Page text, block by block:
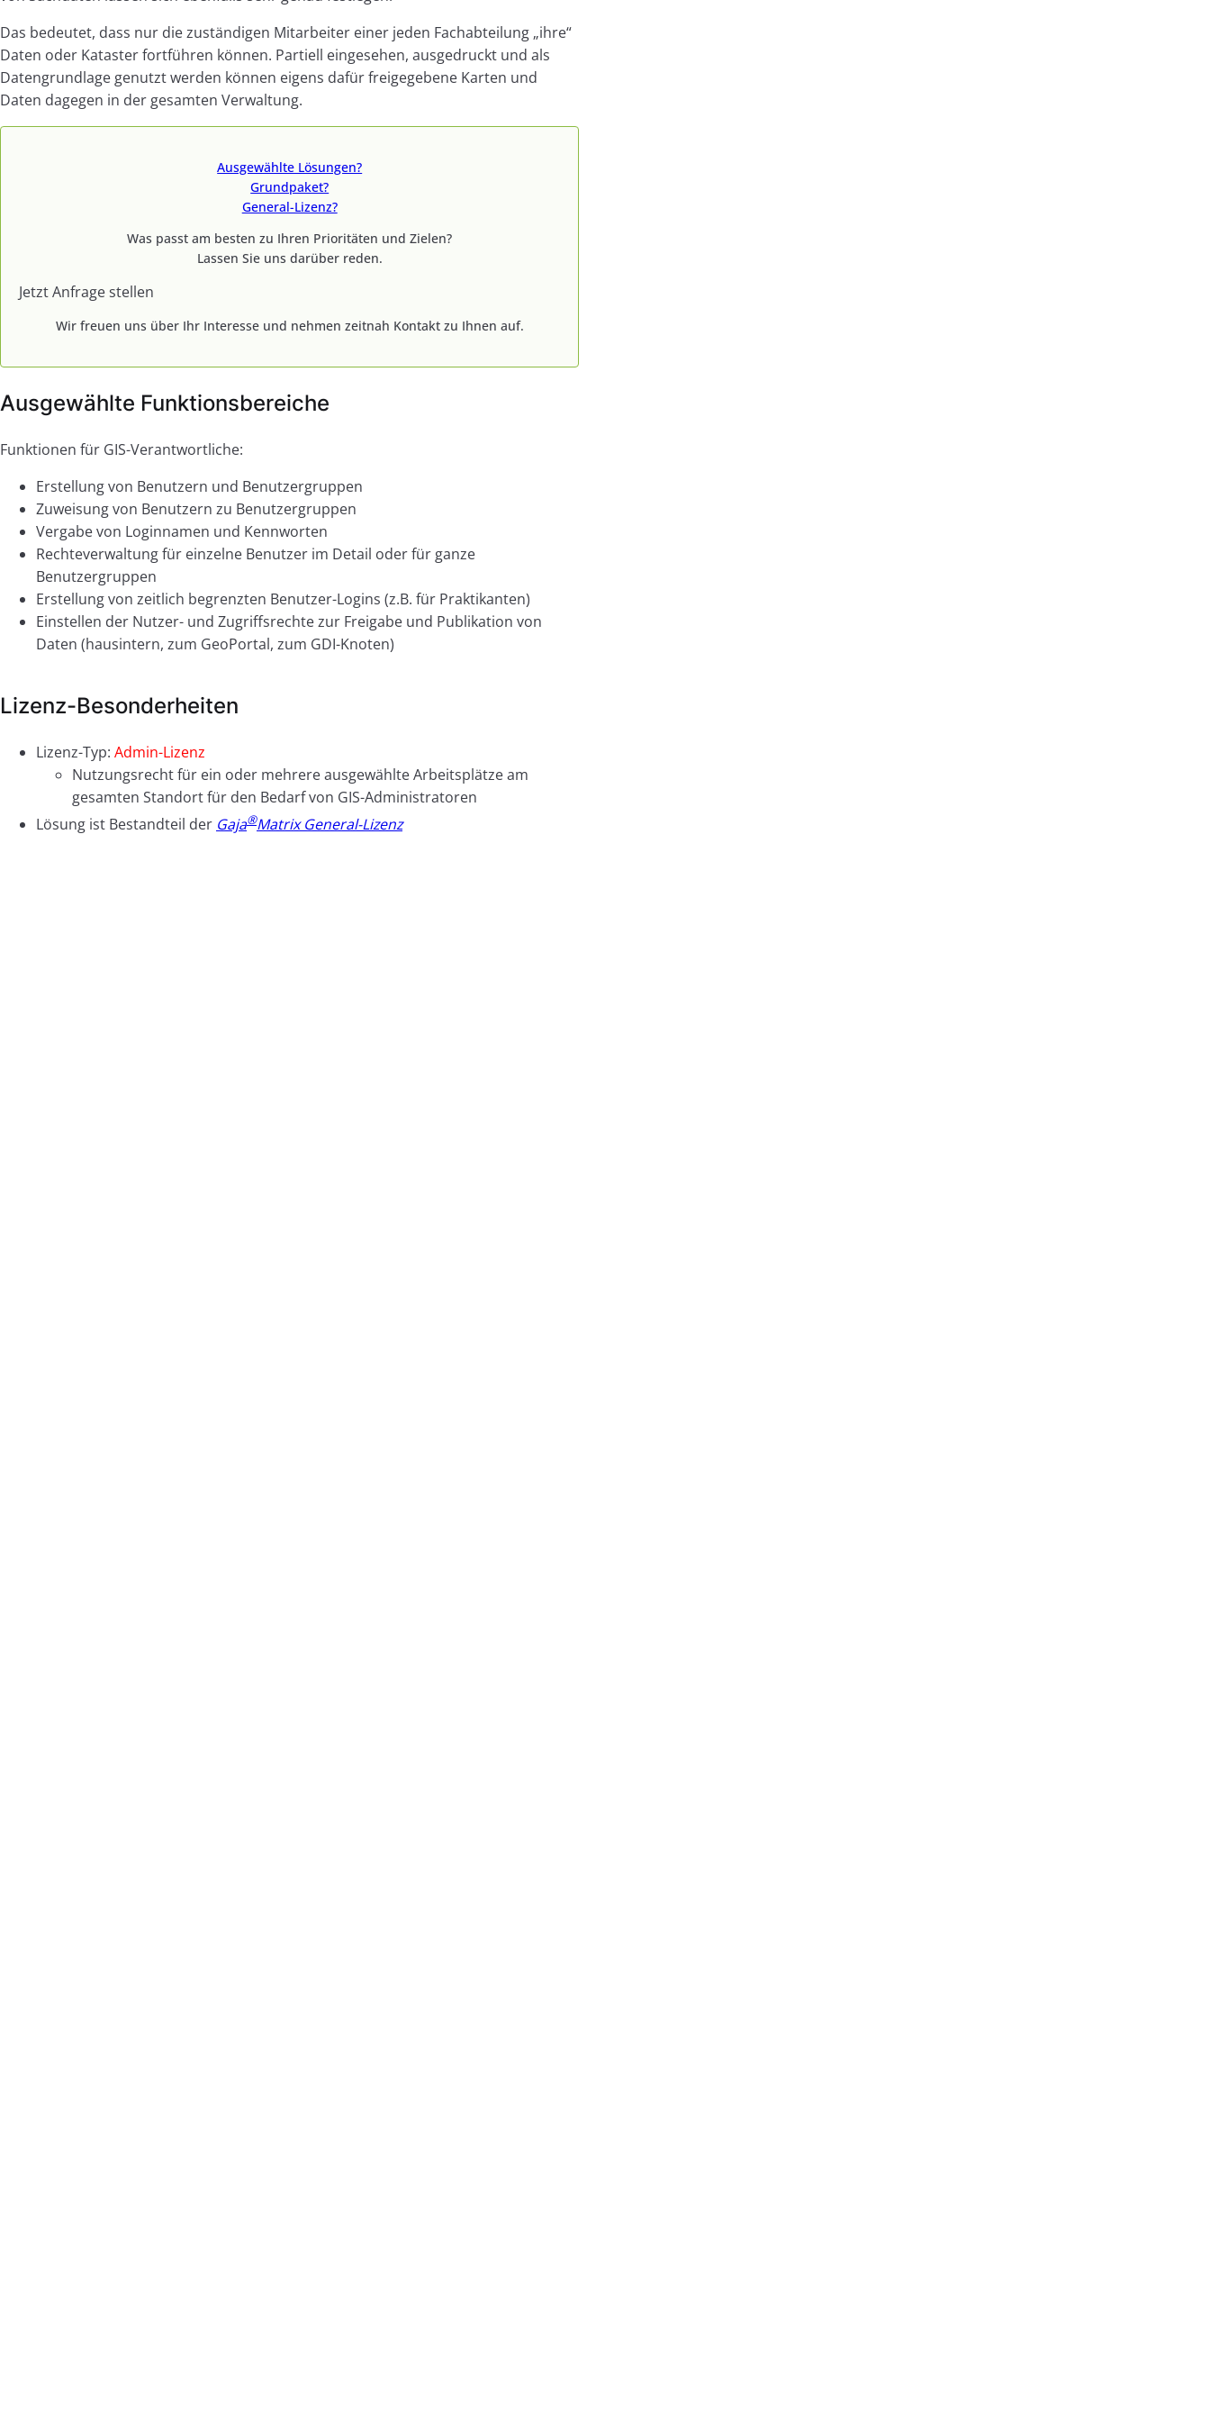
Das bedeutet, dass nur die zuständigen Mitarbeiter einer jeden Fachabteilung „ihre“
Daten oder Kataster fortführen können. Partiell eingesehen, ausgedruckt und als
Datengrundlage genutzt werden können eigens dafür freigegebene Karten und
Daten dagegen in der gesamten Verwaltung.
Ausgewählte Lösungen?
Grundpaket?
General-Lizenz?
Was passt am besten zu Ihren Prioritäten und Zielen?
Lassen Sie uns darüber reden.
Jetzt Anfrage stellen
Wir freuen uns über Ihr Interesse und nehmen zeitnah Kontakt zu Ihnen auf.
Ausgewählte Funktionsbereiche
Funktionen für GIS-Verantwortliche:
Erstellung von Benutzern und Benutzergruppen
Zuweisung von Benutzern zu Benutzergruppen
Vergabe von Loginnamen und Kennworten
Rechteverwaltung für einzelne Benutzer im Detail oder für ganze
Benutzergruppen
Erstellung von zeitlich begrenzten Benutzer-Logins (z.B. für Praktikanten)
Einstellen der Nutzer- und Zugriffsrechte zur Freigabe und Publikation von
Daten (hausintern, zum GeoPortal, zum GDI-Knoten)
Lizenz-Besonderheiten
Lizenz-Typ: Admin-Lizenz
Nutzungsrecht für ein oder mehrere ausgewählte Arbeitsplätze am
gesamten Standort für den Bedarf von GIS-Administratoren
Lösung ist Bestandteil der Gaja®Matrix General-Lizenz